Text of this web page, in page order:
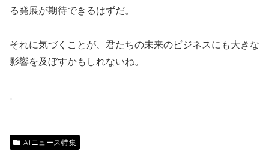
る発展が期待できるはずだ。
それに気づくことが、君たちの未来のビジネスにも大きな
影響を及ぼすかもしれないね。
AIニュース特集